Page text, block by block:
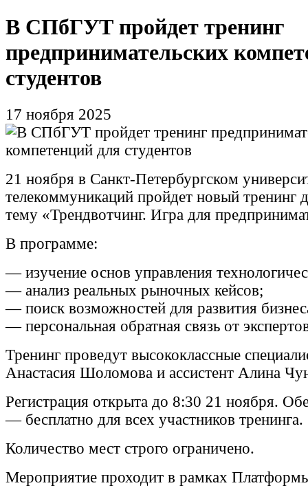
В СПбГУТ пройдет тренинг
предпринимательских
студентов
17 ноября 2025
21 ноября в Санкт-Петербургском
телекоммуникаций пройдет новый тренинг
тему «Трендвотчинг. Игра для
В программе:
— изучение основ управления
— анализ реальных рыночных кейсов;
— поиск возможностей для развития
— персональная обратная связь от
Тренинг проведут высококлассные
Анастасия Шоломова и ассистент Алина
Регистрация открыта до 8:30 21 ноября.
— бесплатно для всех участников тренинга.
Количество мест строго ограничено.
Мероприятие проходит в рамках